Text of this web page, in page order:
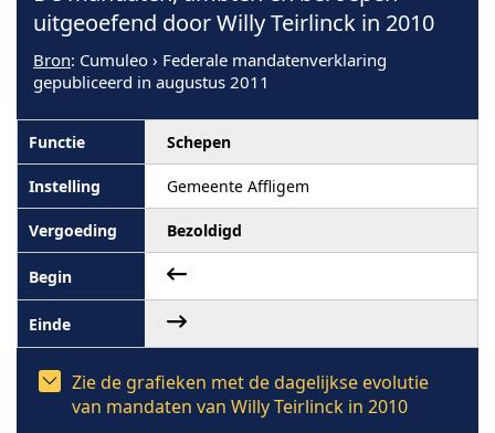
uitgeoefend door Willy Teirlinck in 2010
Bron: Cumuleo › Federale mandatenverklaring
gepubliceerd in augustus 2011
Schepen
Gemeente Affligem
Bezoldigd
Zie de grafieken met de dagelijkse evolutie
van mandaten van Willy Teirlinck in 2010